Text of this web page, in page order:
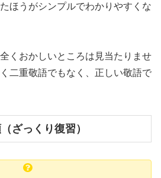
ほうがシンプルでわかりやすくな
くおかしいところは見当たりませ
二重敬語でもなく、正しい敬語で
ざっくり復習）